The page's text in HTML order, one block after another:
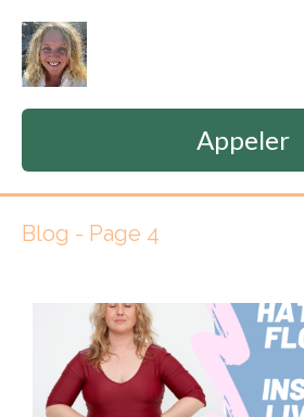
Appeler
Blog - Page 4